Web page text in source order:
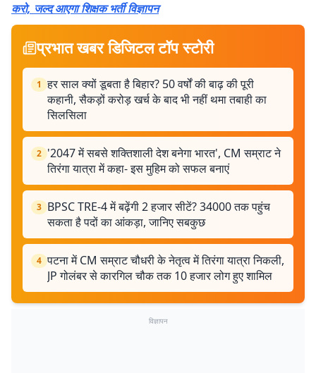
करो, जल्द आएगा शिक्षक भर्ती विज्ञापन
प्रभात खबर डिजिटल टॉप स्टोरी
1 हर साल क्यों डूबता है बिहार? 50 वर्षों की बाढ़ की पूरी
कहानी, सैकड़ों करोड़ खर्च के बाद भी नहीं थमा तबाही का
सिलसिला
2 '2047 में सबसे शक्तिशाली देश बनेगा भारत', CM सम्राट ने
तिरंगा यात्रा में कहा- इस मुहिम को सफल बनाएं
3 BPSC TRE-4 में बढ़ेंगी 2 हजार सीटें? 34000 तक पहुंच
सकता है पदों का आंकड़ा, जानिए सबकुछ
4 पटना में CM सम्राट चौधरी के नेतृत्व में तिरंगा यात्रा निकली,
JP गोलंबर से कारगिल चौक तक 10 हजार लोग हुए शामिल
विज्ञापन